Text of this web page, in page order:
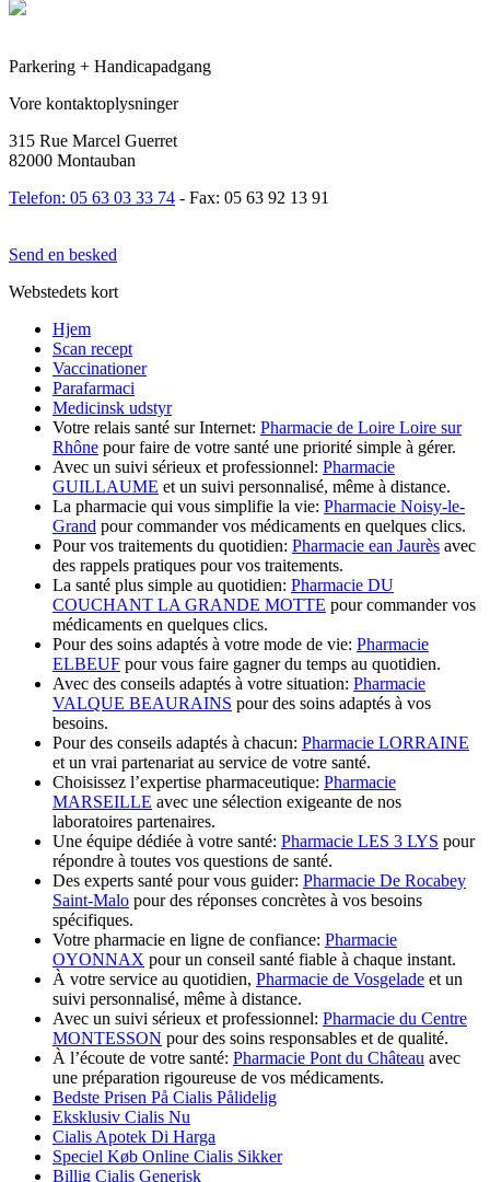
Parkering + Handicapadgang
Vore kontaktoplysninger
315 Rue Marcel Guerret
82000 Montauban
Telefon: 05 63 03 33 74 - Fax: 05 63 92 13 91
Send en besked
Webstedets kort
Hjem
Scan recept
Vaccinationer
Parafarmaci
Medicinsk udstyr
Votre relais santé sur Internet: Pharmacie de Loire Loire sur
Rhône pour faire de votre santé une priorité simple à gérer.
Avec un suivi sérieux et professionnel: Pharmacie
GUILLAUME et un suivi personnalisé, même à distance.
La pharmacie qui vous simplifie la vie: Pharmacie Noisy-le-
Grand pour commander vos médicaments en quelques clics.
Pour vos traitements du quotidien: Pharmacie ean Jaurès avec
des rappels pratiques pour vos traitements.
La santé plus simple au quotidien: Pharmacie DU
COUCHANT LA GRANDE MOTTE pour commander vos
médicaments en quelques clics.
Pour des soins adaptés à votre mode de vie: Pharmacie
ELBEUF pour vous faire gagner du temps au quotidien.
Avec des conseils adaptés à votre situation: Pharmacie
VALQUE BEAURAINS pour des soins adaptés à vos
besoins.
Pour des conseils adaptés à chacun: Pharmacie LORRAINE
et un vrai partenariat au service de votre santé.
Choisissez l’expertise pharmaceutique: Pharmacie
MARSEILLE avec une sélection exigeante de nos
laboratoires partenaires.
Une équipe dédiée à votre santé: Pharmacie LES 3 LYS pour
répondre à toutes vos questions de santé.
Des experts santé pour vous guider: Pharmacie De Rocabey
Saint-Malo pour des réponses concrètes à vos besoins
spécifiques.
Votre pharmacie en ligne de confiance: Pharmacie
OYONNAX pour un conseil santé fiable à chaque instant.
À votre service au quotidien, Pharmacie de Vosgelade et un
suivi personnalisé, même à distance.
Avec un suivi sérieux et professionnel: Pharmacie du Centre
MONTESSON pour des soins responsables et de qualité.
À l’écoute de votre santé: Pharmacie Pont du Château avec
une préparation rigoureuse de vos médicaments.
Bedste Prisen På Cialis Pålidelig
Eksklusiv Cialis Nu
Cialis Apotek Di Harga
Speciel Køb Online Cialis Sikker
Billig Cialis Generisk